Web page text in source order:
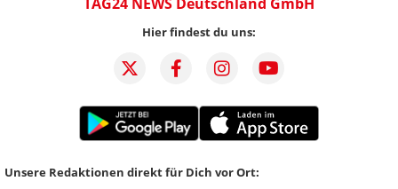
Hier findest du uns:
Unsere Redaktionen direkt für Dich vor Ort: